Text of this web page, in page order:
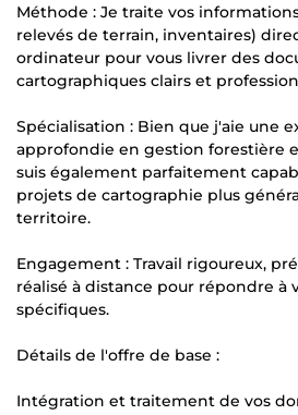
Méthode : Je traite vos
relevés de terrain, inventaires)
ordinateur pour vous livrer des
cartographiques clairs et
Spécialisation : Bien que j'aie une
approfondie en gestion forestière
suis également parfaitement
projets de cartographie plus
territoire.
Engagement : Travail rigoureux,
réalisé à distance pour répondre à
spécifiques.
Détails de l'offre de base :
Intégration et traitement de vos